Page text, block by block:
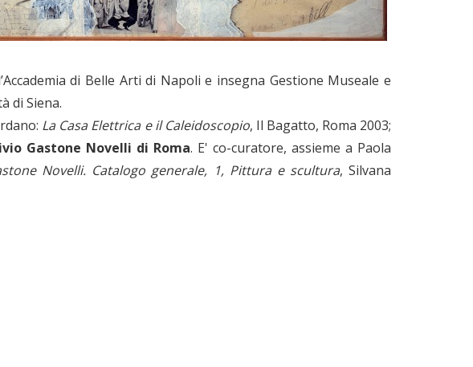
di Belle Arti di Napoli e insegna Gestione Museale e
di Siena.
La Casa Elettrica e il Caleidoscopio, Il Bagatto, Roma 2003;
Gastone Novelli di Roma. E' co-curatore, assieme a Paola
Novelli. Catalogo generale, 1, Pittura e scultura, Silvana